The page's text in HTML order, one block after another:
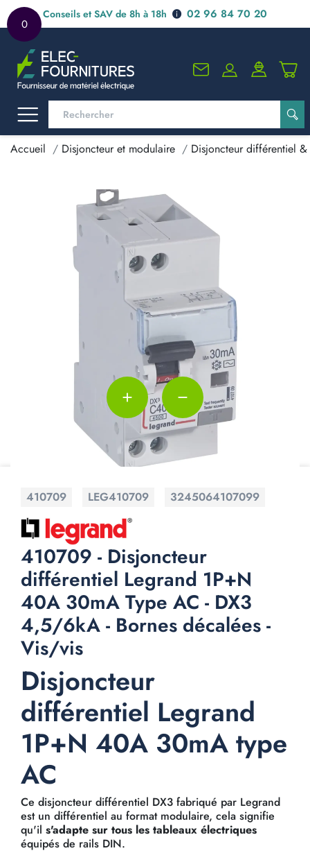
0
Conseils et SAV de 8h à 18h 02 96 84 70 20
Accueil Disjoncteur et modulaire Disjoncteur différentiel
410709 LEG410709 3245064107099
410709 - Disjoncteur
différentiel Legrand 1P+N
40A 30mA Type AC - DX3
4,5/6kA - Bornes décalées -
Vis/vis
Disjoncteur
différentiel Legrand
1P+N 40A 30mA type
AC
Ce disjoncteur différentiel DX3 fabriqué par Legrand
est un différentiel au format modulaire, cela signifie
qu'il s'adapte sur tous les tableaux électriques
équipés de rails DIN.
add remove